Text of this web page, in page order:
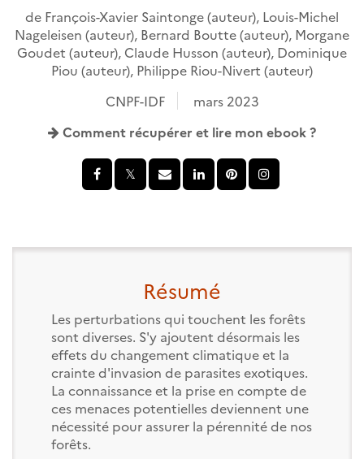
de François-Xavier Saintonge(auteur), Louis-Michel
Nageleisen (auteur), Bernard Boutte(auteur), Morgane
Goudet (auteur), Claude Husson (auteur), Dominique
Piou (auteur), Philippe Riou-Nivert (auteur)
CNPF-IDF
mars 2023
Comment récupérer et lire mon ebook ?
Résumé
Les perturbations qui touchent les forêts
sont diverses. S'y ajoutent désormais les
effets du changement climatique et la
crainte d'invasion de parasites exotiques.
La connaissance et la prise en compte de
ces menaces potentielles deviennent une
nécessité pour assurer la pérennité de nos
forêts.